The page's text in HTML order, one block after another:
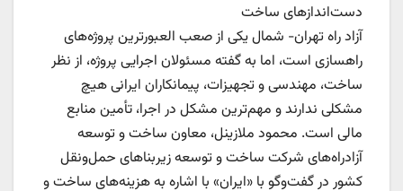
دست‌اندازهای ساخت
آزاد راه تهران- شمال یکی از صعب العبورترین پروژه‌های
راهسازی است، اما به گفته مسئولان اجرایی پروژه، از نظر
ساخت، مهندسی و تجهیزات، پیمانکاران ایرانی هیچ
مشکلی ندارند و مهم‌ترین مشکل در اجرا، تأمین منابع
مالی است. محمود ملازینل، معاون ساخت و توسعه
آزادراه‌های شرکت ساخت و توسعه زیربناهای حمل‌ونقل
کشور در گفت‌و‌گو با «ایران» با اشاره به هزینه‌های ساخت و